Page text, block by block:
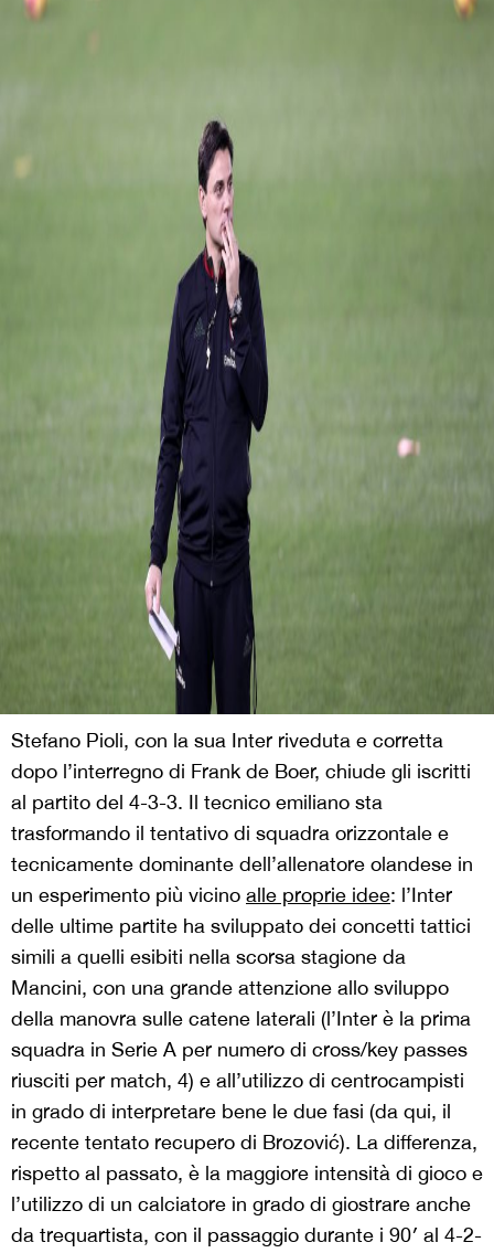
Stefano Pioli, con la sua Inter riveduta e corretta
dopo l’interregno di Frank de Boer, chiude gli iscritti
al partito del 4-3-3. Il tecnico emiliano sta
trasformando il tentativo di squadra orizzontale e
tecnicamente dominante dell’allenatore olandese in
un esperimento più vicino alle proprie idee: l’Inter
delle ultime partite ha sviluppato dei concetti tattici
simili a quelli esibiti nella scorsa stagione da
Mancini, con una grande attenzione allo sviluppo
della manovra sulle catene laterali (l’Inter è la prima
squadra in Serie A per numero di cross/key passes
riusciti per match, 4) e all’utilizzo di centrocampisti
in grado di interpretare bene le due fasi (da qui, il
recente tentato recupero di Brozović). La differenza,
rispetto al passato, è la maggiore intensità di gioco e
l’utilizzo di un calciatore in grado di giostrare anche
da trequartista, con il passaggio durante i 90′ al 4-2-